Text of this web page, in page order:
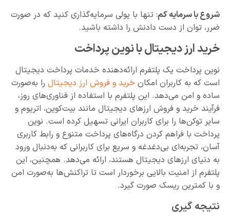
شروع با سرمایه کم: تنها با پولی سرمایه‌گذاری کنید که در صورت
ضرر، توان از دست دادنش را داشته باشید.
خرید ارز دیجیتال با نوین پرداخت
نوین پرداخت یک پلتفرم ارائه‌دهنده خدمات پرداخت دیجیتال
است که به کاربران امکان خرید و فروش ارز دیجیتال را به‌صورت
ساده و امن می‌دهد. این پلتفرم با استفاده از فناوری‌های روز،
فرآیند خرید و فروش ارزهای دیجیتال مانند بیت‌کوین، اتریوم و
سایر توکن‌ها را برای کاربران ایرانی تسهیل کرده است. نوین
پرداخت با فراهم کردن درگاه‌های پرداخت متنوع و رابط کاربری
آسان، تجربه‌ای بی‌دغدغه و سریع برای کاربرانی که به‌دنبال ورود
به دنیای ارزهای دیجیتال هستند، ارائه می‌دهد. همچنین، این
پلتفرم از امنیت بالایی برخوردار است تا تراکنش‌ها به‌صورت امن
و با کمترین ریسک صورت گیرد.
نتیجه گیری